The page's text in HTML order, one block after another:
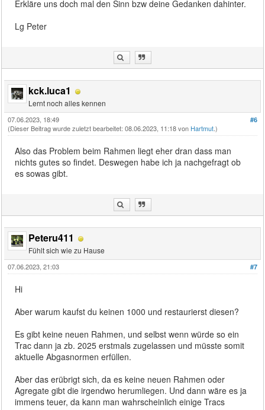
Erkläre uns doch mal den Sinn bzw deine Gedanken dahinter.
Lg Peter
kck.luca1
Lernt noch alles kennen
#6
07.06.2023, 18:49
(Dieser Beitrag wurde zuletzt bearbeitet: 08.06.2023, 11:18 von Hartmut.)
Also das Problem beim Rahmen liegt eher dran dass man
nichts gutes so findet. Deswegen habe ich ja nachgefragt ob
es sowas gibt.
Peteru411
Fühlt sich wie zu Hause
#7
07.06.2023, 21:03
Hi
Aber warum kaufst du keinen 1000 und restaurierst diesen?
Es gibt keine neuen Rahmen, und selbst wenn würde so ein
Trac dann ja zb. 2025 erstmals zugelassen und müsste somit
aktuelle Abgasnormen erfüllen.
Aber das erübrigt sich, da es keine neuen Rahmen oder
Agregate gibt die irgendwo herumliegen. Und dann wäre es ja
immens teuer, da kann man wahrscheinlich einige Tracs